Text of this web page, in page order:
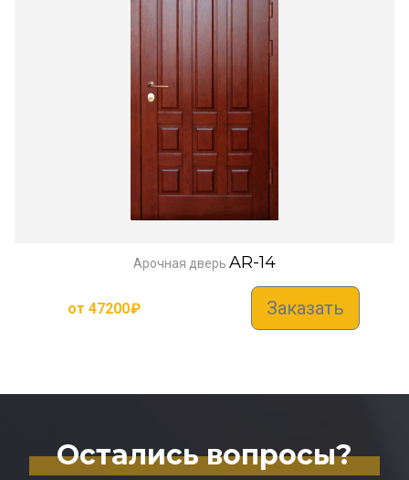
Арочная дверь AR-14
от 47200₽ Заказать
Остались вопросы?